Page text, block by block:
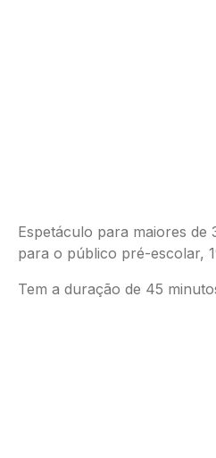
Espetáculo para maiores de
para o público pré-escolar,
Tem a duração de 45